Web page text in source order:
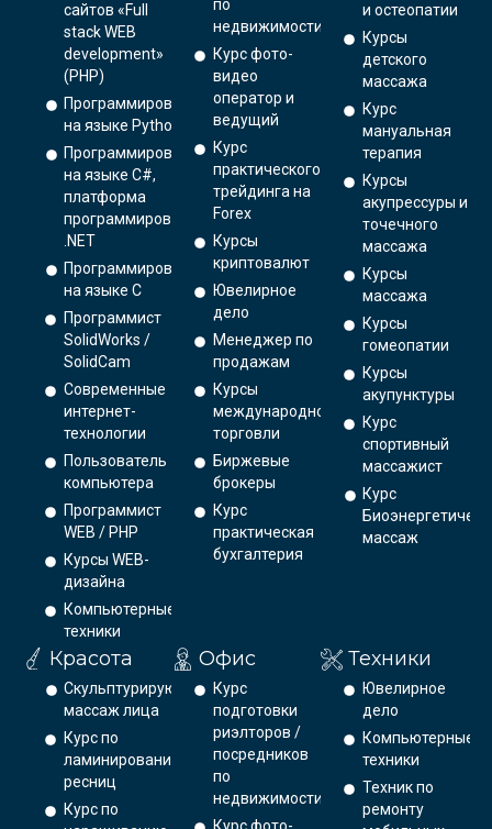
сайтов «Full
stack WEB
development»
(PHP)
Программирование
на языке Python.
Программирование
на языке C#,
платформа
программирования
.NET
Программирование
на языке С
Программист
SolidWorks /
SolidCam
Современные
интернет-
технологии
Пользователь
компьютера
Программист
WEB / PHP
Курсы WEB-
дизайна
Компьютерные
техники
по
недвижимости
Курс фото-
видео
оператор и
ведущий
Курс
практического
трейдинга на
Forex
Курсы
криптовалют
Ювелирное
дело
Менеджер по
продажам
Курсы
международной
торговли
Биржевые
брокеры
Курс
практическая
бухгалтерия
и остеопатии
Курсы
детского
массажа
Курс
мануальная
терапия
Курсы
акупрессуры и
точечного
массажа
Курсы
массажа
Курсы
гомеопатии
Курсы
акупунктуры
Курс
спортивный
массажист
Курс
массаж
Красота
Скульптурирующий
массаж лица
Курс по
ламинированию
ресниц
Курс по
Офис
Курс
подготовки
риэлторов /
посредников
по
недвижимости
Курс фото-
Техники
Ювелирное
дело
Компьютерные
техники
Техник по
ремонту